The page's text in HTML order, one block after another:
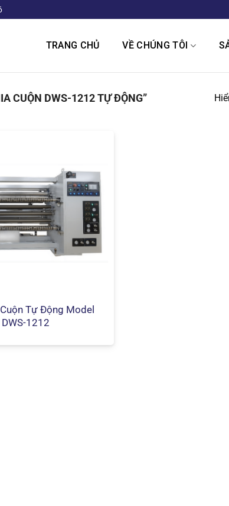
TRANG CHỦ VỀ CHÚNG TÔI
CUỘN DWS-1212 TỰ ĐỘNG”
Tự Động Model
DWS-1212